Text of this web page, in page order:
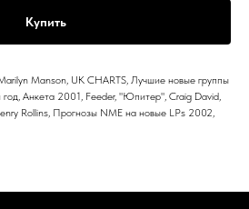
Купить
Manson, UK CHARTS, Лучшие новые группы
Анкета 2001, Feeder, "Юпитер", Craig David,
Rollins, Прогнозы NME на новые LPs 2002,